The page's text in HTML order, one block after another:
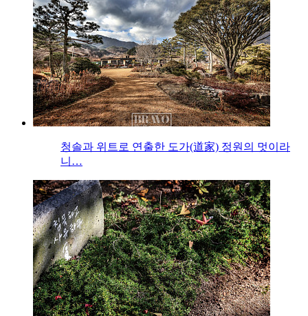
청솔과 위트로 연출한 도가(道家) 정원의 멋이라
니…